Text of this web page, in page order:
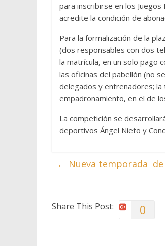
para inscribirse en los
acredite la condición de
Para la formalización de la
(dos responsables con dos
la matrícula, en un solo pago
las oficinas del pabellón (no
delegados y entrenadores;
empadronamiento, en el de
La competición se
deportivos Ángel Nieto y
← Nueva temporada
Share This Post: 0